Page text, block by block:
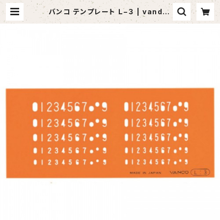
バンコ テンプレート Ｌ−３ | vandaf
ul （バンダフル）